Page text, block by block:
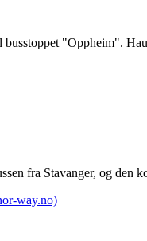
"Oppheim".
fra Stavanger, og den
way.no)